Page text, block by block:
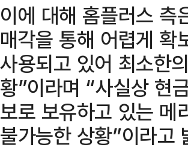
이에 대해 홈플러스 측
매각을 통해 어렵게 확
사용되고 있어 최소한
황”이라며 “사실상 현
보로 보유하고 있는 메
불가능한 상황”이라고